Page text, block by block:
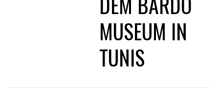
MUSEUM IN
TUNIS